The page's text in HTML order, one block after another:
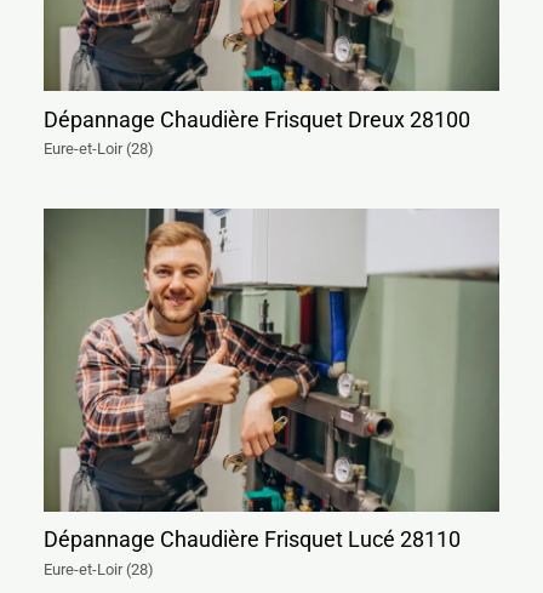
Dépannage Chaudière Frisquet Dreux 28100
Eure-et-Loir (28)
Dépannage Chaudière Frisquet Lucé 28110
Eure-et-Loir (28)